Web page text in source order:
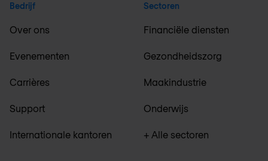
Bedrijf
Over ons
Evenementen
Carrières
Support
Internationale kantoren
Sectoren
Financiële diensten
Gezondheidszorg
Maakindustrie
Onderwijs
+ Alle sectoren